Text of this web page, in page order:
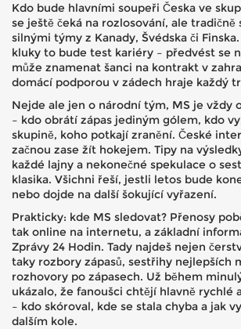
Kdo bude hlavními soupeři Česka ve
se ještě čeká na rozlosování, ale tradičně
silnými týmy z Kanady, Švédska či
kluky to bude test kariéry – předvést se
může znamenat šanci na kontrakt v
domácí podporou v zádech hraje každý
Nejde ale jen o národní tým, MS je vždy
– kdo obrátí zápas jediným gólem, kdo
skupině, koho potkají zranění. České
začnou zase žít hokejem. Tipy na
každé lajny a nekonečné spekulace o
klasika. Všichni řeší, jestli letos bude
nebo dojde na další šokující vyřazení.
Prakticky: kde MS sledovat? Přenosy
tak online na internetu, a základní
Zprávy 24 Hodin. Tady najdeš nejen
taky rozbory zápasů, sestřihy nejlepších
rozhovory po zápasech. Už během
ukázalo, že fanoušci chtějí hlavně rychlé
– kdo skóroval, kde se stala chyba a jak
dalším kole.